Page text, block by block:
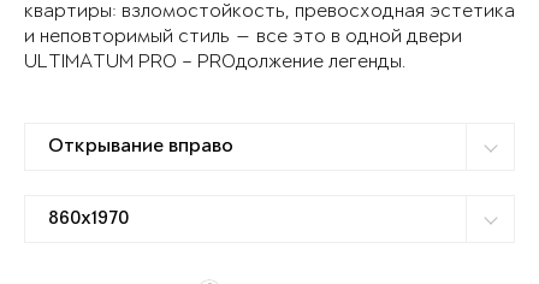
квартиры: взломостойкость, превосходная эстетика
и неповторимый стиль — все это в одной двери
ULTIMATUM PRO – PROдолжение легенды.